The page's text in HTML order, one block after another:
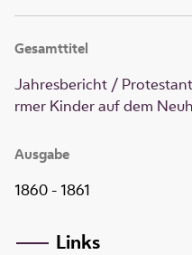
Gesamttitel
Jahresbericht /
rmer Kinder auf dem
Ausgabe
1860 - 1861
Links